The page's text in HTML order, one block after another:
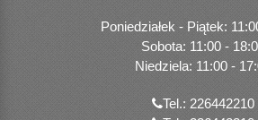
Poniedziałek - Piątek:
Sobota: 11:00 -
Niedziela: 11:00 -
Tel.: 226442210